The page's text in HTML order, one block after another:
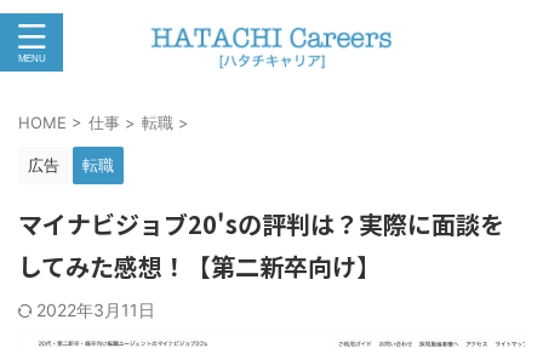
HOME > 仕事 > 転職 >
広告 転職
マイナビジョブ20'sの評判は？実際に面談を
してみた感想！【第二新卒向け】
2022年3月11日